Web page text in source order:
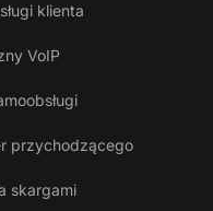
klienta
VoIP
przychodzącego
skargami